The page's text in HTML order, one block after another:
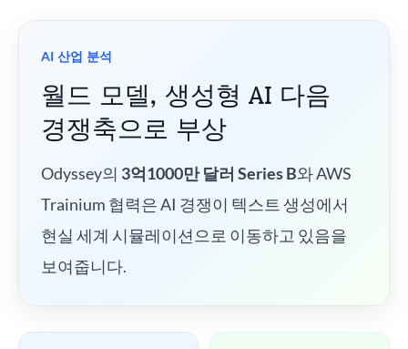
AI 산업 분석
월드 모델, 생성형 AI 다음
경쟁축으로 부상
Odyssey의 3억1000만 달러 Series B와 AWS
Trainium 협력은 AI 경쟁이 텍스트 생성에서
현실 세계 시뮬레이션으로 이동하고 있음을
보여줍니다.